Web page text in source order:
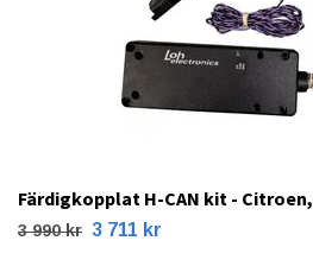
Färdigkopplat H-CAN kit -
3 990 kr 3 711 kr